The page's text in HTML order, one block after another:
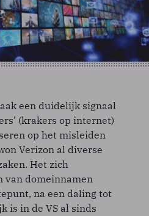
een duidelijk signaal
(krakers op internet)
op het misleiden
Verizon al diverse
Het zich
van domeinnamen
na een daling tot
is in de VS al sinds